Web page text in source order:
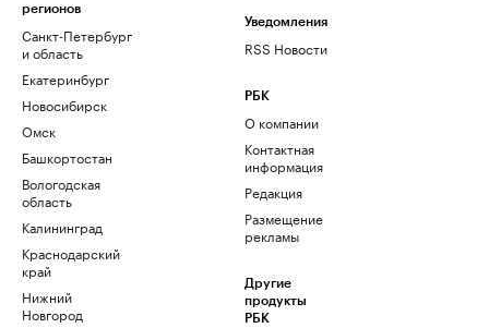
регионов
Санкт-Петербург
и область
Екатеринбург
Новосибирск
Омск
Башкортостан
Вологодская
область
Калининград
Краснодарский
край
Нижний
Новгород
Уведомления
RSS Новости
РБК
О компании
Контактная
информация
Редакция
Размещение
рекламы
Другие
продукты
РБК